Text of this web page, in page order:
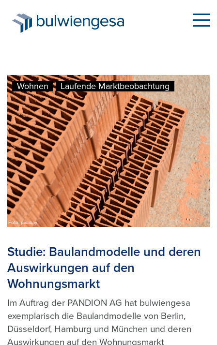
Direkt
zum
Inhalt
Foto: pixabay
Wohnen Laufende Marktbeobachtung
Studie: Baulandmodelle und deren
Auswirkungen auf den
Wohnungsmarkt
Im Auftrag der PANDION AG hat bulwiengesa
exemplarisch die Baulandmodelle von Berlin,
Düsseldorf, Hamburg und München und deren
Auswirkungen auf den Wohnungsmarkt